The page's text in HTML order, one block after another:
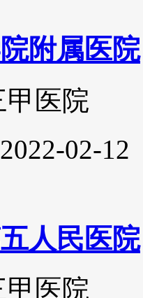
附属医院
甲医院
02-12
人民医院
甲医院